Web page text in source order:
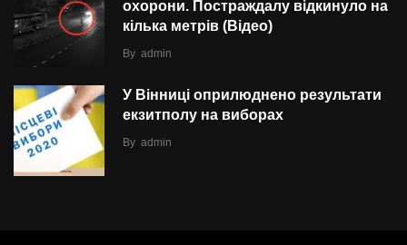
охорони. Постраждалу відкинуло на
кілька метрів (Відео)
By admin
У Вінниці оприлюднено результати
екзитполу на виборах
By admin